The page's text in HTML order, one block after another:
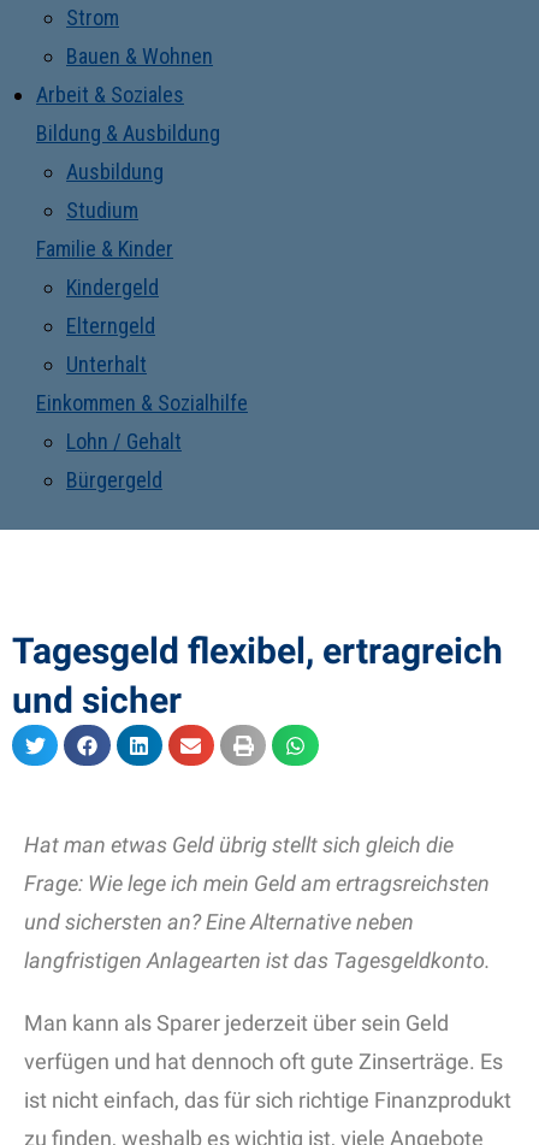
Strom
Bauen & Wohnen
Arbeit & Soziales
Bildung & Ausbildung
Ausbildung
Studium
Familie & Kinder
Kindergeld
Elterngeld
Unterhalt
Einkommen & Sozialhilfe
Lohn / Gehalt
Bürgergeld
Tagesgeld flexibel, ertragreich
und sicher
Hat man etwas Geld übrig stellt sich gleich die
Frage: Wie lege ich mein Geld am ertragsreichsten
und sichersten an? Eine Alternative neben
langfristigen Anlagearten ist das Tagesgeldkonto.
Man kann als Sparer jederzeit über sein Geld
verfügen und hat dennoch oft gute Zinserträge. Es
ist nicht einfach, das für sich richtige Finanzprodukt
zu finden, weshalb es wichtig ist, viele Angebote